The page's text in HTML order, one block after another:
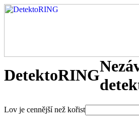
DetektoRING
Lov je cennější než kořist